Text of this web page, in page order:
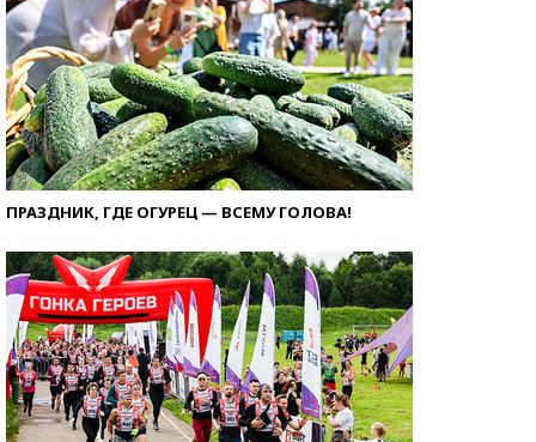
ПРАЗДНИК, ГДЕ ОГУРЕЦ — ВСЕМУ ГОЛОВА!